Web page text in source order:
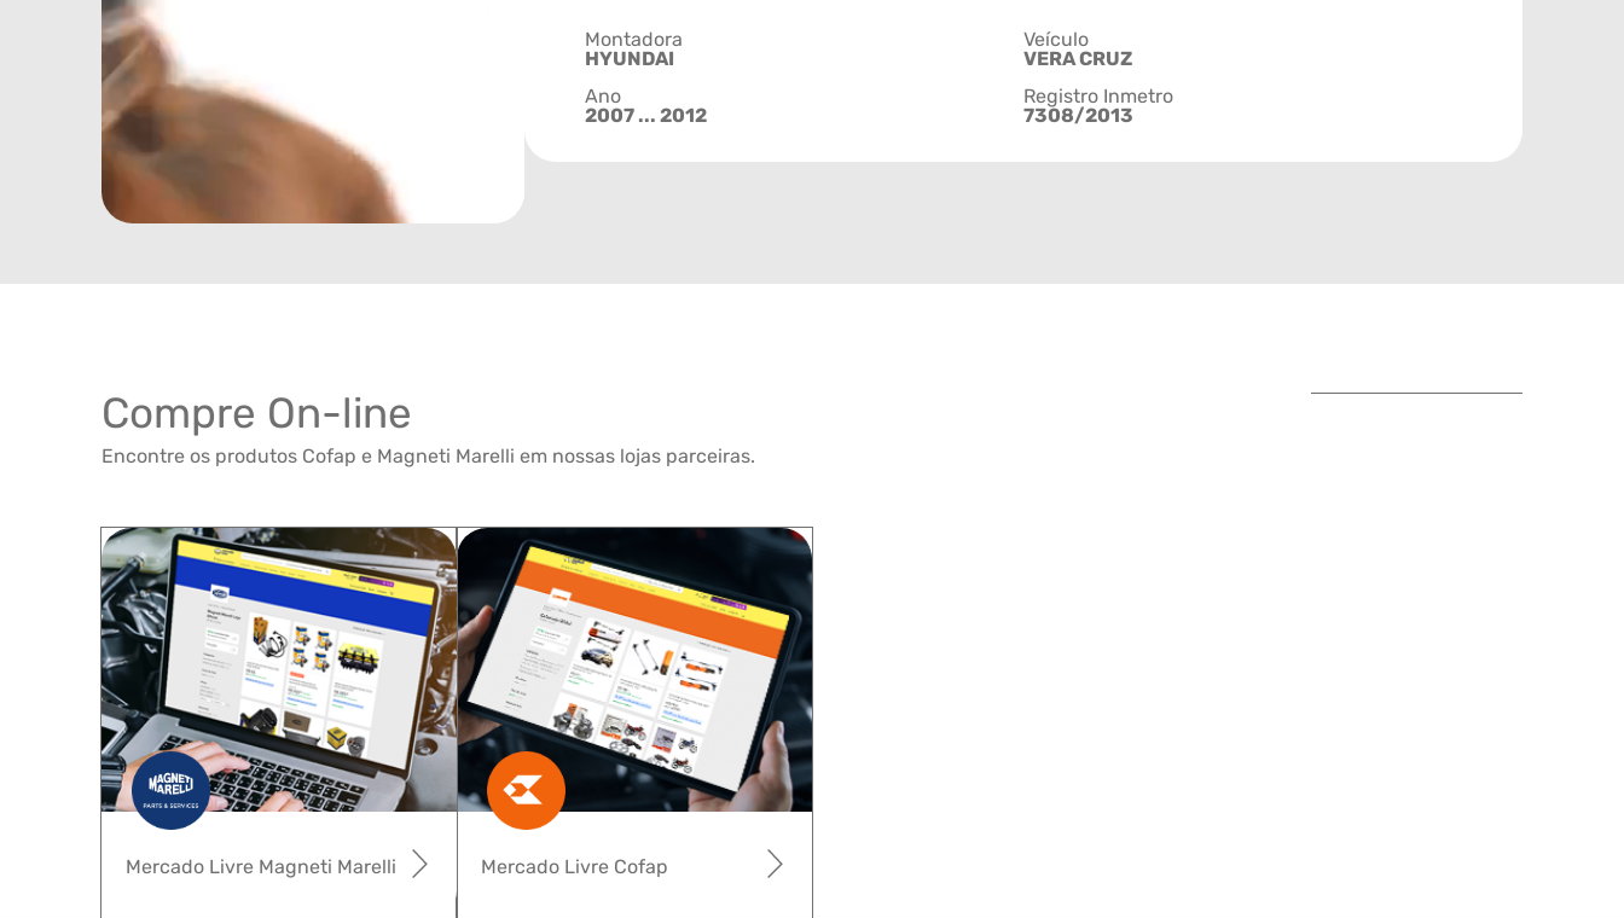
Montadora
HYUNDAI
Veículo
VERA CRUZ
Ano
2007 ... 2012
Registro Inmetro
7308/2013
Compre On-line
Encontre os produtos Cofap e Magneti Marelli em nossas lojas parceiras.
Mercado Livre Cofap
Mercado Livre Magneti Marelli